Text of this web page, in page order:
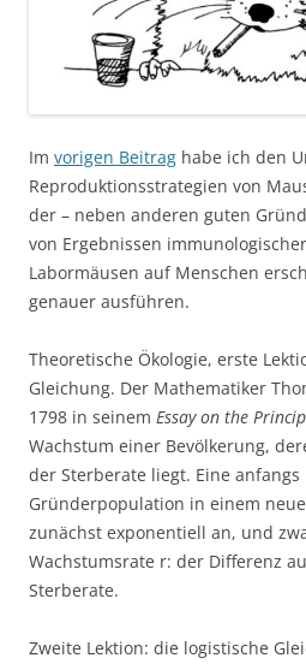
Im vorigen Beitrag habe ich den
Reproduktionsstrategien von
der – neben anderen guten
von Ergebnissen
Labormäusen auf Menschen
genauer ausführen.
Theoretische Ökologie, erste
Gleichung. Der Mathematiker
1798 in seinem Essay on the
Wachstum einer Bevölkerung,
der Sterberate liegt. Eine anfangs
Gründerpopulation in einem
zunächst exponentiell an, und
Wachstumsrate r: der Differenz
Sterberate.
Zweite Lektion: die logistische